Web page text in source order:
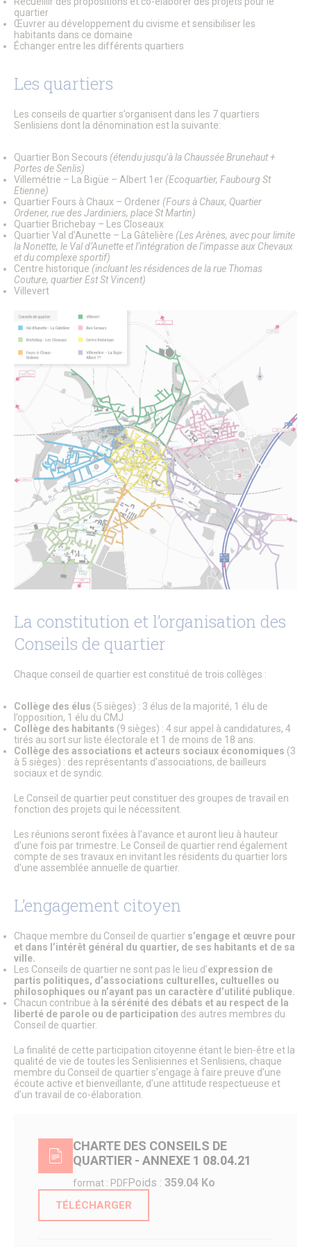
Le Conseil Municipal
Affichage Légal
Finances
Les commissions municipales
Soutien aux Ukrainiens
Les cérémonies des Vœux
Senlis, ville en projets
Pôle d’Échange Multimodal (PEM)
Restauration du Château Royal de Senlis
Voyage au temps des premiers Rois de France
Nouveau conservatoire
Le site d’Ordener
Action Cœur de Ville
L’ecoQuartier de la gare – Phase 2
L’ÉcoQuartier de la Gare – le chantier
L’ÉcoQuartier de la Gare – genèse du projet
Ville amie des enfants
Passeport du civisme
Programmation des fonds européens – ITI
La Maison de la Petite Enfance
Citoyenneté – État Civil
État Civil
Demandes d’actes
Élections
Label Marianne
Le Grand Débat National
Cimetières et nécropole nationale
Recensement militaire
Mes démarches
Les services municipaux
Services Espaces verts
Sport
Urbanisme
Les permanences de médiation
Service Citoyenneté – Etat Civil
Service jeunesse – Spot
Les permanences de médiation
Le Conciliateur de justice
Numéros d’urgence & contacts utiles
Emploi & Stages
Fonds de dotation
CADRE DE VIE
Énergie & Environnement
Plan de sobriété énergétique
Plan de Prévention du Bruit dans L’Environnement
Les Zones d’Accélération des Énergies Renouvelables
(ZAEnR)
Amélioration de l’habitat – Maison de l’habitat et des
projets
Signalements
Enquêtes publiques
Enquêtes publiques en cours
Enquêtes publiques closes
Urbanisme
Plan Local d’Urbanisme
Plan de Sauvegarde et de Mise en Valeur
Aire de mise en Valeur de l’Architecture et du Patrimoine
Règlement Local de Publicité
Énergie & Environnement
Logement
TUS & Transports collectifs
Senlis, ville à la mobilité douce !
Où se garer à Senlis ?
Travaux & démarches voirie
Démarches voirie
Circulation & Stationnement interdits
Financement des travaux anti-inondations pour les
particuliers
Travaux en cours
Sécurité publique
Numéros d’urgence & contacts utiles
Infos sécurité
Police municipale
Influenza Aviaire
Le Frelon asiatique
Propreté, Eau & Assainissement
Gestion de l’Eau
Senlis Ville Propre
Gestion des déchets
quartier
Œuvrer au développement du civisme et sensibiliser les
habitants dans ce domaine
Échanger entre les différents quartiers
Les quartiers
Les conseils de quartier s’organisent dans les 7 quartiers
Senlisiens dont la dénomination est la suivante:
Quartier Bon Secours (étendu jusqu’à la Chaussée Brunehaut +
Portes de Senlis)
Villemétrie – La Bigüe – Albert 1er (Ecoquartier, Faubourg St
Etienne)
Quartier Fours à Chaux – Ordener (Fours à Chaux, Quartier
Ordener, rue des Jardiniers, place St Martin)
Quartier Brichebay – Les Closeaux
Quartier Val d’Aunette – La Gâtelière (Les Arènes, avec pour limite
la Nonette, le Val d’Aunette et l’intégration de l’impasse aux Chevaux
et du complexe sportif)
Centre historique (incluant les résidences de la rue Thomas
Couture, quartier Est St Vincent)
Villevert
La constitution et l’organisation des
Conseils de quartier
Chaque conseil de quartier est constitué de trois collèges :
Collège des élus (5 sièges) : 3 élus de la majorité, 1 élu de
l’opposition, 1 élu du CMJ
Collège des habitants (9 sièges) : 4 sur appel à candidatures, 4
tirés au sort sur liste électorale et 1 de moins de 18 ans.
Collège des associations et acteurs sociaux économiques (3
à 5 sièges) : des représentants d’associations, de bailleurs
sociaux et de syndic.
Le Conseil de quartier peut constituer des groupes de travail en
fonction des projets qui le nécessitent.
Les réunions seront fixées à l’avance et auront lieu à hauteur
d’une fois par trimestre. Le Conseil de quartier rend également
compte de ses travaux en invitant les résidents du quartier lors
d’une assemblée annuelle de quartier.
L’engagement citoyen
Chaque membre du Conseil de quartier s’engage et œuvre pour
et dans l’intérêt général du quartier, de ses habitants et de sa
ville.
Les Conseils de quartier ne sont pas le lieu d’expression de
partis politiques, d’associations culturelles, cultuelles ou
philosophiques ou n’ayant pas un caractère d’utilité publique.
Chacun contribue à la sérénité des débats et au respect de la
liberté de parole ou de participation des autres membres du
Conseil de quartier.
La finalité de cette participation citoyenne étant le bien-être et la
qualité de vie de toutes les Senlisiennes et Senlisiens, chaque
membre du Conseil de quartier s’engage à faire preuve d’une
écoute active et bienveillante, d’une attitude respectueuse et
d’un travail de co-élaboration.
CHARTE DES CONSEILS DE
QUARTIER - ANNEXE 1 08.04.21
format : PDFPoids : 359.04 Ko
TÉLÉCHARGER